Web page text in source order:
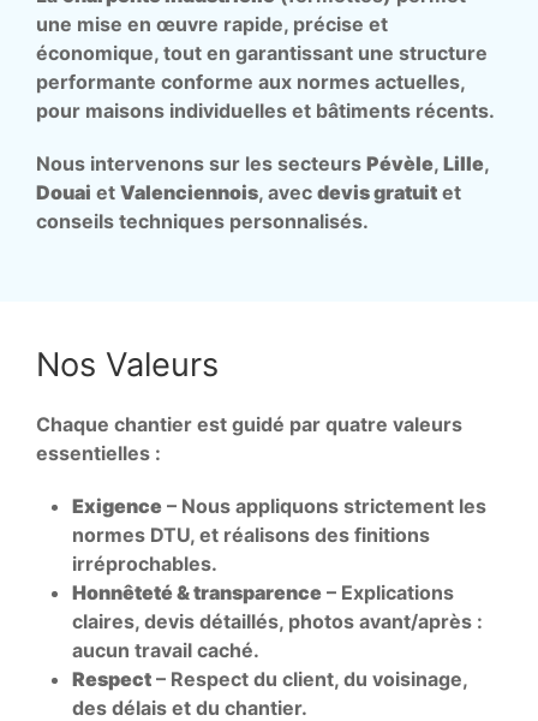
une mise en œuvre rapide, précise et
économique, tout en garantissant une structure
performante conforme aux normes actuelles,
pour maisons individuelles et bâtiments récents.
Nous intervenons sur les secteurs Pévèle, Lille,
Douai et Valenciennois, avec devis gratuit et
conseils techniques personnalisés.
Nos Valeurs
Chaque chantier est guidé par quatre valeurs
essentielles :
Exigence – Nous appliquons strictement les
normes DTU, et réalisons des finitions
irréprochables.
Honnêteté & transparence – Explications
claires, devis détaillés, photos avant/après :
aucun travail caché.
Respect – Respect du client, du voisinage,
des délais et du chantier.